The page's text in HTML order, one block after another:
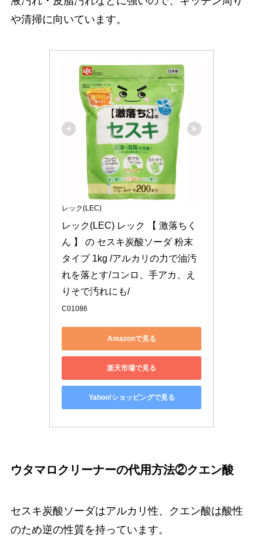
や清掃に向いています。
レック(LEC)
レック(LEC) レック 【 激落ちく
ん 】 の セスキ炭酸ソーダ 粉末
タイプ 1kg /アルカリの力で油汚
れを落とす/コンロ、手アカ、え
りそで汚れにも/
C01086
Amazonで見る
楽天市場で見る
Yahoo!ショッピングで見る
ウタマロクリーナーの代用方法②クエン酸
セスキ炭酸ソーダはアルカリ性、クエン酸は酸性
のため逆の性質を持っています。